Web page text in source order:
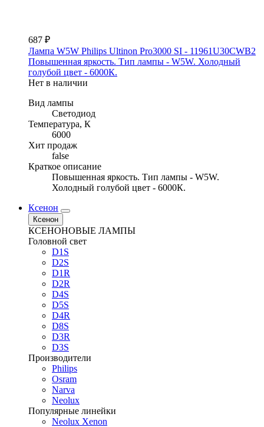
687 ₽
Лампа W5W Philips Ultinon Pro3000 SI - 11961U30CWB2
Повышенная яркость. Тип лампы - W5W. Холодный
голубой цвет - 6000К.
Нет в наличии
Вид лампы
Светодиод
Температура, К
6000
Хит продаж
false
Краткое описание
Повышенная яркость. Тип лампы - W5W.
Холодный голубой цвет - 6000К.
Ксенон
Ксенон
КСЕНОНОВЫЕ ЛАМПЫ
Головной свет
D1S
D2S
D1R
D2R
D4S
D5S
D4R
D8S
D3R
D3S
Производители
Philips
Osram
Narva
Neolux
Популярные линейки
Neolux Xenon